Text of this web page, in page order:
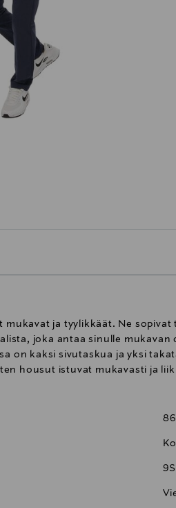
mukavat ja tyylikkäät. Ne
joka antaa sinulle
on kaksi sivutaskua ja yksi
housut istuvat mukavasti ja